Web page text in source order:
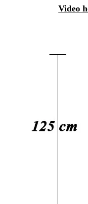
Video